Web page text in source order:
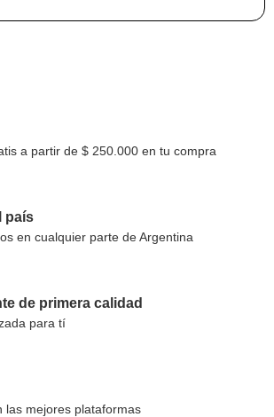
a partir de $ 250.000 en tu compra
país
en cualquier parte de Argentina
de primera calidad
para tí
las mejores plataformas